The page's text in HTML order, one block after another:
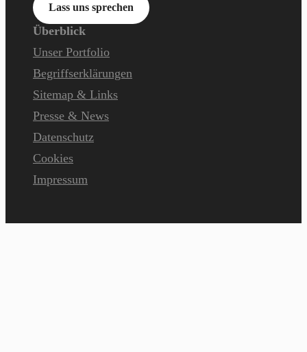
Lass uns sprechen
Überblick
Unser Portfolio
Begriffserklärungen
Sitemap & Links
Presse & News
Datenschutz
Cookies
Impressum